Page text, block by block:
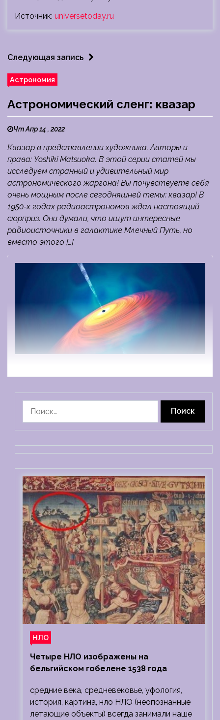
Источник: universetoday.ru
Следующая запись
Астрономия
Астрономический сленг: квазар
Чт Апр 14 , 2022
Квазар в представлении художника. Авторы и
права: Yoshiki Matsuoka. В этой серии статей мы
исследуем странный и удивительный мир
астрономического жаргона! Вы почувствуете себя
очень мощным после сегодняшней темы: квазар! В
1950-х годах радиоастрономов ждал настоящий
сюрприз. Они думали, что ищут интересные
радиоисточники в галактике Млечный Путь, но
вместо этого […]
НЛО
Четыре НЛО изображены на
бельгийском гобелене 1538 года
средние века, средневековье, уфология,
история, картина, нло НЛО (неопознанные
летающие объекты) всегда занимали наше